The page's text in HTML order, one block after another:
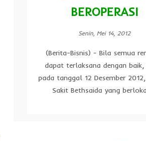
BEROPERASI
Senin, Mei 14, 2012
(Berita-Bisnis) - Bila semua
dapat terlaksana dengan baik,
pada tanggal 12 Desember
Sakit Bethsaida yang